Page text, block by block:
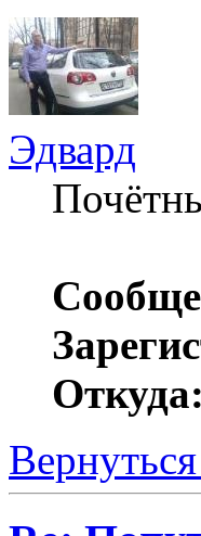
Эдвард
Откуда: